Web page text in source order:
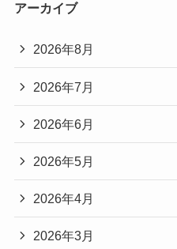
アーカイブ
2026年8月
2026年7月
2026年6月
2026年5月
2026年4月
2026年3月